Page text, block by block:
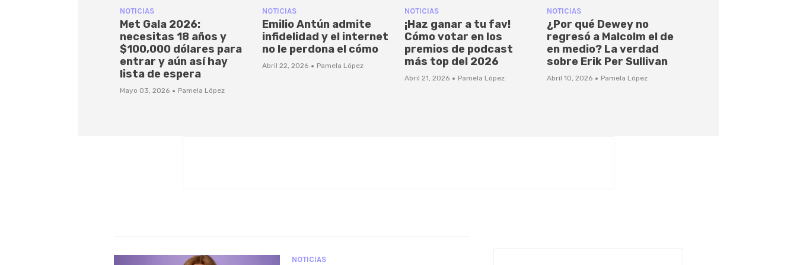
NOTICIAS
Met Gala 2026:
necesitas 18 años y
$100,000 dólares para
entrar y aún así hay
lista de espera
Mayo 03, 2026 · Pamela López
NOTICIAS
Emilio Antún admite
infidelidad y el internet
no le perdona el cómo
Abril 22, 2026 · Pamela López
NOTICIAS
¡Haz ganar a tu fav!
Cómo votar en los
premios de podcast
más top del 2026
Abril 21, 2026 · Pamela López
NOTICIAS
¿Por qué Dewey no
regresó a Malcolm el de
en medio? La verdad
sobre Erik Per Sullivan
Abril 10, 2026 · Pamela López
NOTICIAS